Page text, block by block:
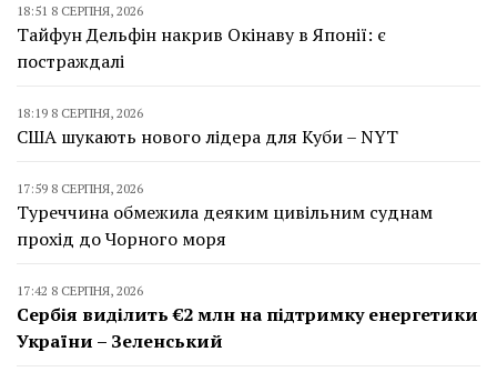
18:51 8 СЕРПНЯ, 2026
Тайфун Дельфін накрив Окінаву в Японії: є
постраждалі
18:19 8 СЕРПНЯ, 2026
США шукають нового лідера для Куби – NYT
17:59 8 СЕРПНЯ, 2026
Туреччина обмежила деяким цивільним суднам
прохід до Чорного моря
17:42 8 СЕРПНЯ, 2026
Сербія виділить €2 млн на підтримку енергетики
України – Зеленський